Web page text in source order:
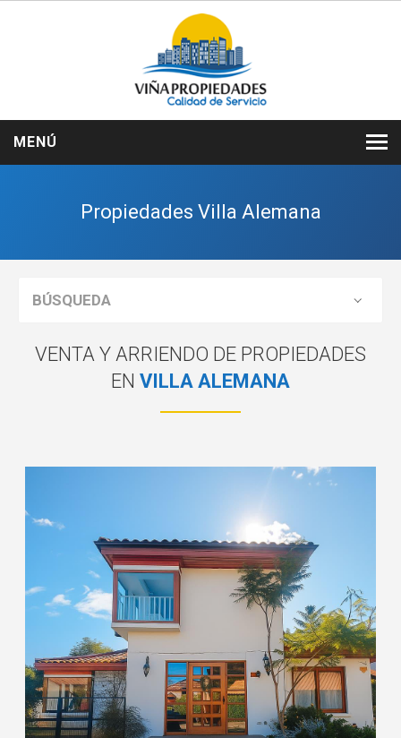
MENÚ
NOSOTROS
VENTAS
ARRIENDOS
Propiedades Villa Alemana
BÚSQUEDA
VENTA Y ARRIENDO DE PROPIEDADES
EN VILLA ALEMANA